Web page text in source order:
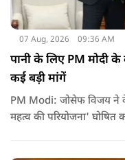
07 Aug, 2026 09:36 AM
पानी के लिए PM मोदी के
कई बड़ी मांगें
PM Modi: जोसेफ विजय ने केंद्र सरकार से इस परियोजना को 'राष्ट्रीय
महत्व की परियोजना' घोषित